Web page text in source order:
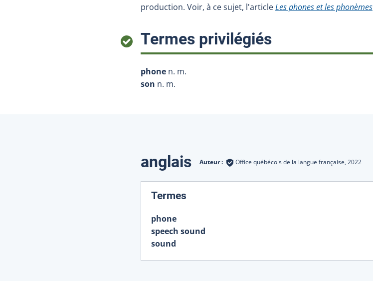
production. Voir, à ce sujet, l'articleLes phones et les phonèmes
Termes privilégiés:
phone n. m.
son n. m.
Traductions
anglais Auteur : Office québécois de la langue française, 2022
Termes
phone
speech sound
sound